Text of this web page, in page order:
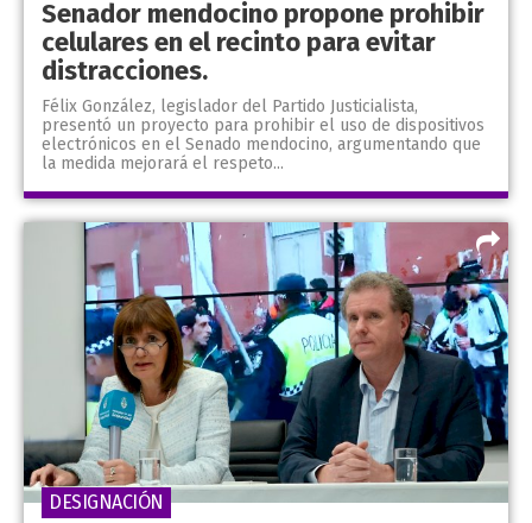
Senador mendocino propone prohibir
celulares en el recinto para evitar
distracciones.
Félix González, legislador del Partido Justicialista,
presentó un proyecto para prohibir el uso de dispositivos
electrónicos en el Senado mendocino, argumentando que
la medida mejorará el respeto...
DESIGNACIÓN